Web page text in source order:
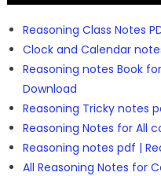
Reasoning Class Notes
Clock and Calendar
Reasoning notes Book
Download
Reasoning Tricky notes
Reasoning Notes for All
Reasoning notes pdf |
All Reasoning Notes for